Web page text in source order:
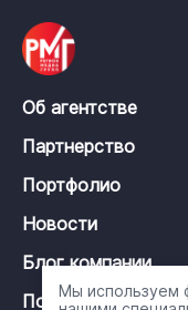
Об агентстве
Партнерство
Портфолио
Новости
Блог компании
Политика
Мы используем